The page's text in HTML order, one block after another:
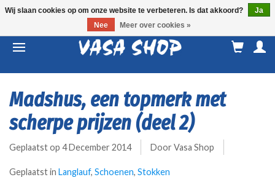
Madshus, een topmerk met
scherpe prijzen (deel 2)
Geplaatst op 4 December 2014 Door Vasa Shop
Geplaatst in Langlauf, Schoenen, Stokken
Wij slaan cookies op om onze website te verbeteren. Is dat akkoord?
Ja
Nee
Meer over cookies »